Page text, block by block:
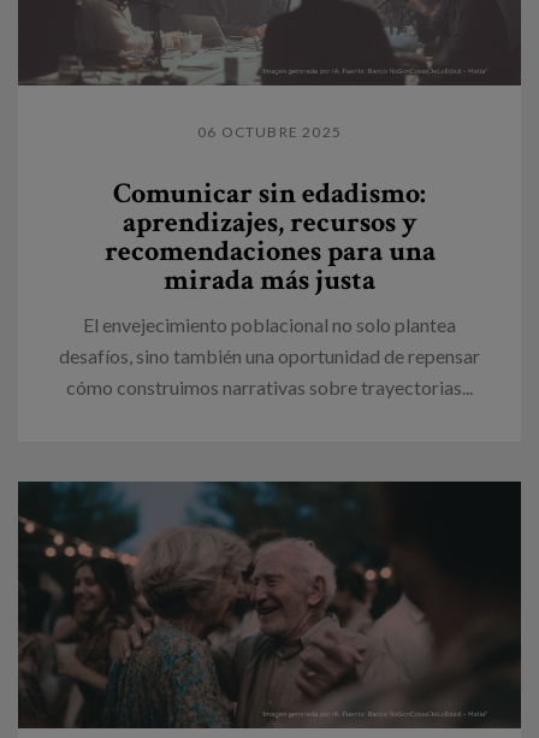
06 OCTUBRE 2025
Comunicar sin edadismo:
aprendizajes, recursos y
recomendaciones para una
mirada más justa
El envejecimiento poblacional no solo plantea
desafíos, sino también una oportunidad de repensar
cómo construimos narrativas sobre trayectorias...